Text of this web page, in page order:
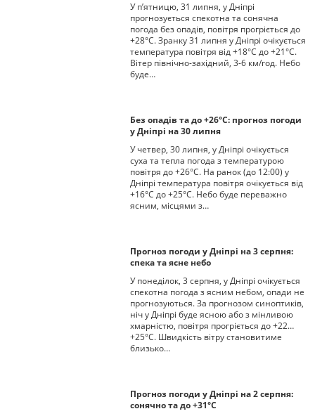
У п’ятницю, 31 липня, у Дніпрі
прогнозується спекотна та сонячна
погода без опадів, повітря прогріється до
+28°С. Зранку 31 липня у Дніпрі очікується
температура повітря від +18°С до +21°С.
Вітер північно-західний, 3-6 км/год. Небо
буде…
Без опадів та до +26°С: прогноз погоди
у Дніпрі на 30 липня
У четвер, 30 липня, у Дніпрі очікується
суха та тепла погода з температурою
повітря до +26°С. На ранок (до 12:00) у
Дніпрі температура повітря очікується від
+16°С до +25°С. Небо буде переважно
ясним, місцями з…
Прогноз погоди у Дніпрі на 3 серпня:
спека та ясне небо
У понеділок, 3 серпня, у Дніпрі очікується
спекотна погода з ясним небом, опади не
прогнозуються. За прогнозом синоптиків,
ніч у Дніпрі буде ясною або з мінливою
хмарністю, повітря прогріється до +22…
+25°С. Швидкість вітру становитиме
близько…
Прогноз погоди у Дніпрі на 2 серпня:
сонячно та до +31°С